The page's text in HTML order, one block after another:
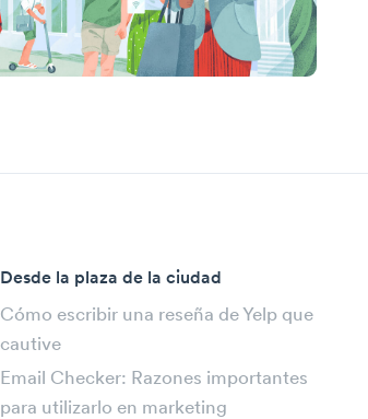
Desde la plaza de la ciudad
Cómo escribir una reseña de Yelp que
cautive
Email Checker: Razones importantes
para utilizarlo en marketing